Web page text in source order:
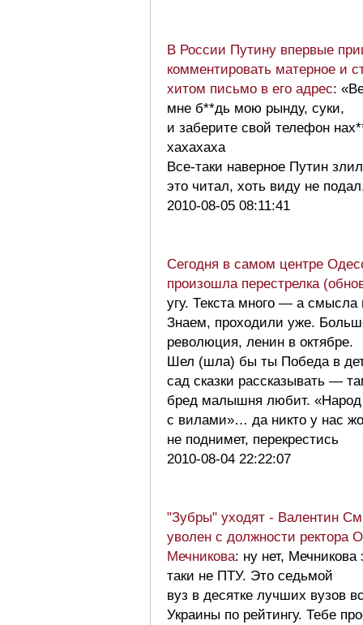
В России Путину впервые
комментировать матерное и
хитом письмо в его адрес:
мне б**дь мою рынду, суки,
и заберите свой телефон
хахахаха
Все-таки наверное Путин
это читал, хоть виду не
2010-08-05 08:11:41
Cегодня в самом центре
произошла перестрелка
угу. Текста много — а смысла
Знаем, проходили уже.
революция, ленин в октябре.
Шел (шла) бы ты Победа в
сад сказки рассказывать —
бред малышня любит. «Народ
с вилами»… да никто у нас
не поднимет, перекрестись
2010-08-04 22:22:07
"Зубры" уходят - Валентин
уволен с должности ректора
Мечникова: ну нет, Мечникова
таки не ПТУ. Это седьмой
вуз в десятке лучших вузов
Украины по рейтингу. Тебе